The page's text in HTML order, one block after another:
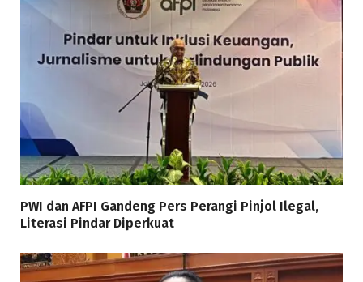
PWI dan AFPI Gandeng Pers Perangi Pinjol Ilegal,
Literasi Pindar Diperkuat